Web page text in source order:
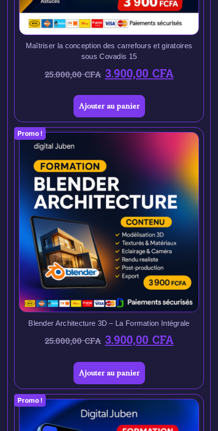
Maîtriser la conception des carrefours et giratoires
sous Covadis 15
25.000,00CFA 3.900,00CFA
Ajouter au panier
Promo !
Blender Architecture 3D – La Formation Intégrale
25.000,00CFA 3.900,00CFA
Ajouter au panier
Promo !